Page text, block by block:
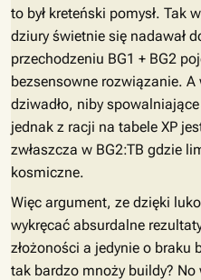
to był kreteński pomysł. Tak
dziury świetnie się nadawał
przechodzeniu BG1 + BG2
bezsensowne rozwiązanie.
dziwadło, niby
jednak z racji na tabele XP
zwłaszcza w BG2:TB gdzie
kosmiczne.
Więc argument, ze dzięki
wykręcać absurdalne
złożoności a jedynie o braku
tak bardzo mnoży buildy?